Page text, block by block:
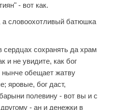
- вот как.
словоохотливый батюшка
сердцах сохранять да храм
и не увидите, как бог
нынче обещает жатву
яровые, бог даст,
полевину - вот вы и с
- ан и денежки в